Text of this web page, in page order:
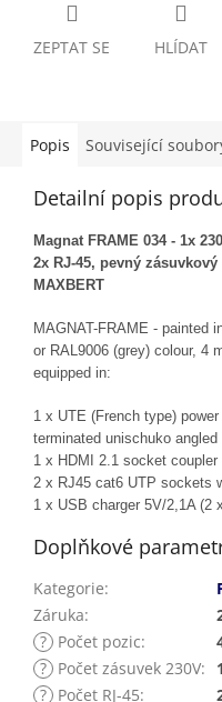
ZEPTAT SE HLÍDAT
Popis Související
Detailní popis
Magnat FRAME 034 - 1x
2x RJ-45, pevný
MAXBERT
MAGNAT-FRAME - painted
or RAL9006 (grey) colour, 4
equipped in:
1 x UTE (French type)
terminated unischuko
1 x HDMI 2.1 socket
2 x RJ45 cat6 UTP sockets
1 x USB charger 5V/2,1A (2
Doplňkové
Kategorie:
Záruka:
? Počet pozic:
? Počet zásuvek 230V:
1
? Počet RJ-45: